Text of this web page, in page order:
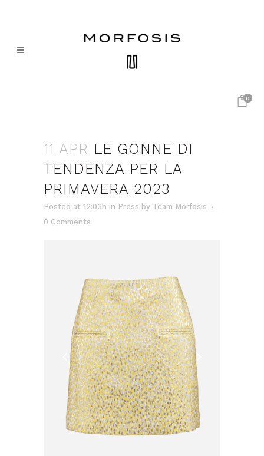
0
11 APR LE GONNE DI
TENDENZA PER LA
PRIMAVERA 2023
Posted at 12:03h in Press by Team Morfosis
0 Comments